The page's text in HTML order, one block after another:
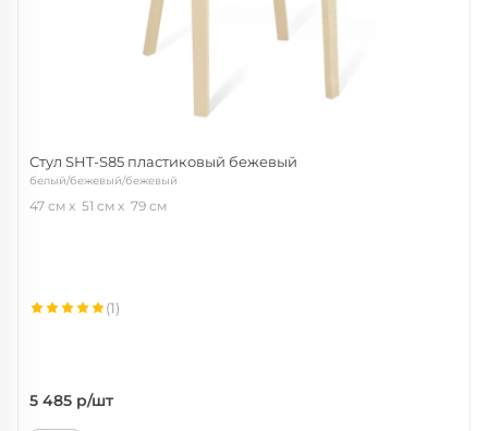
Стул SHT-S85 пластиковый бежевый
белый/бежевый/бежевый
47 см 51 см 79 см
5 485 р/шт
(1)